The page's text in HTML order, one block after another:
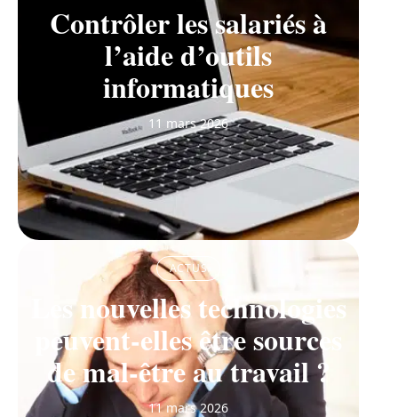
Contrôler les salariés à
l’aide d’outils
informatiques
11 mars 2026
ACTUS
Les nouvelles technologies
peuvent-elles être sources
de mal-être au travail ?
11 mars 2026